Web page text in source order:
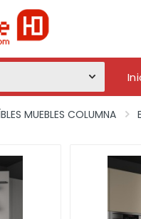
Bajos
Altos
Columna
MUEBLES COLUMNA